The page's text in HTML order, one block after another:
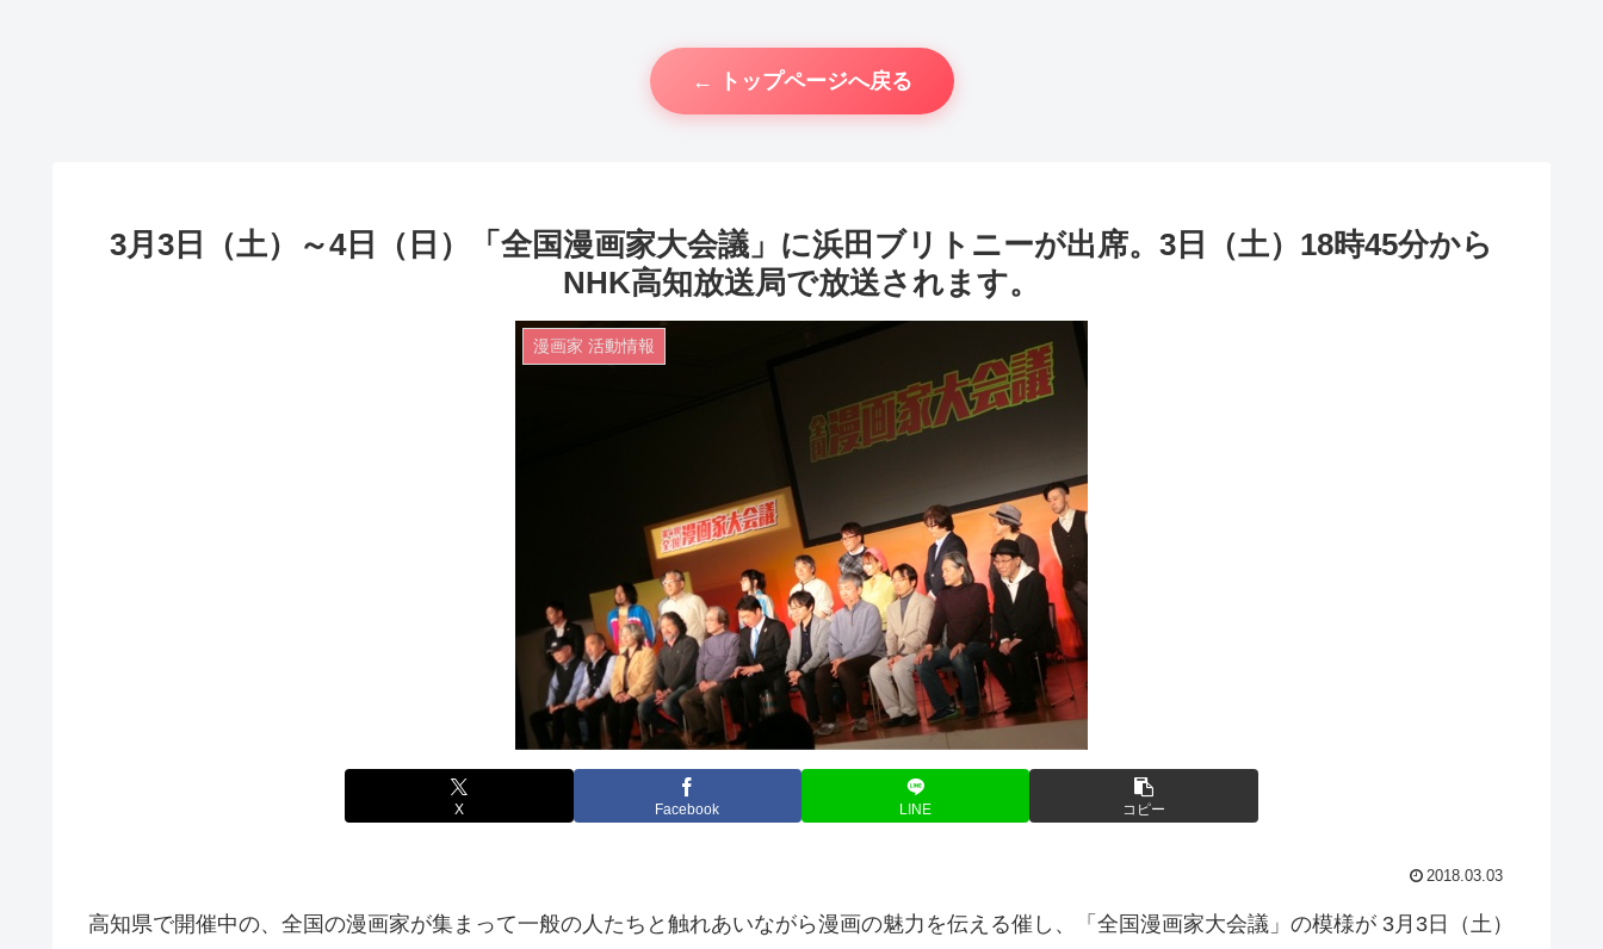
← トップページへ戻る
3月3日（土）～4日（日）「全国漫画家大会議」に浜田ブリトニーが出席。3日（土）18時45分から
NHK高知放送局で放送されます。
漫画家 活動情報
X Facebook LINE コピー
2018.03.03
高知県で開催中の、全国の漫画家が集まって一般の人たちと触れあいながら漫画の魅力を伝える催し、「全国漫画家大会議」の模様が 3月3日（土）